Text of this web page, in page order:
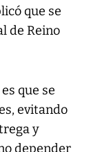
que se
de Reino
que se
evitando
y
depender